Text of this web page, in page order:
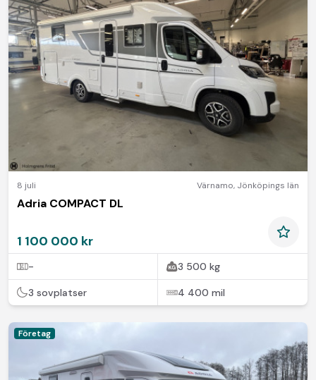
8 juli Värnamo, Jönköpings län
Adria COMPACT DL
1 100 000 kr
- 3 500 kg
3 sovplatser 4 400 mil
Företag